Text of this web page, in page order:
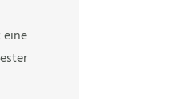
eine